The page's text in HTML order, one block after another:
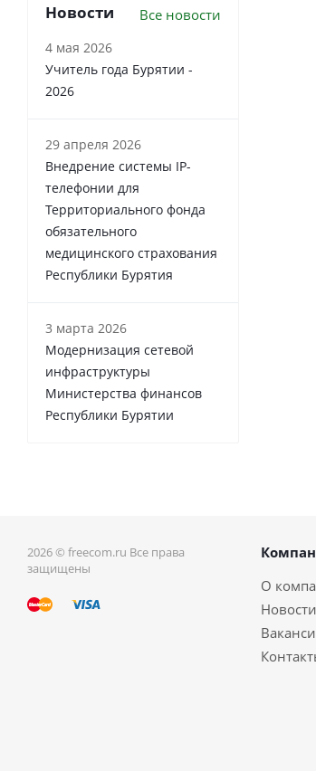
Новости Все новости
4 мая 2026
Учитель года Бурятии -
2026
29 апреля 2026
Внедрение системы IP-
телефонии для
Территориального фонда
обязательного
медицинского страхования
Республики Бурятия
3 марта 2026
Модернизация сетевой
инфраструктуры
Министерства финансов
Республики Бурятии
2026 © freecom.ru Все права
защищены
О
Новости